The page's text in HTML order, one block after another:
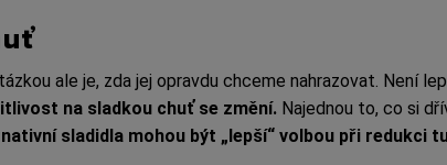
ale je, zda jej opravdu chceme nahrazovat. Není
na sladkou chuť se změní. Najednou to, co si
sladidla mohou být „lepší“ volbou při redukci